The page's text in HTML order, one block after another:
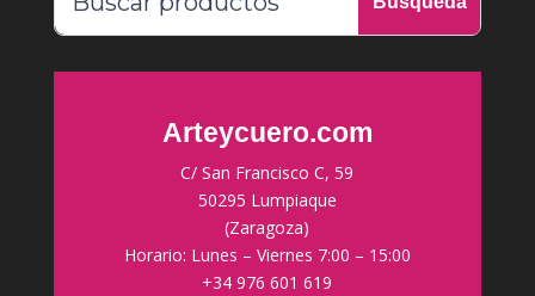
Arteycuero.com
C/ San Francisco C, 59
50295 Lumpiaque
(Zaragoza)
Horario: Lunes – Viernes 7:00 – 15:00
+34 976 601 619